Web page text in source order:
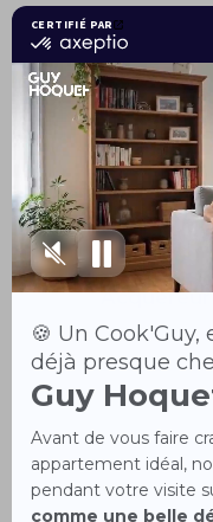
clé.
Pour
Avec le
Guy
bénéficiez
garanties
votre